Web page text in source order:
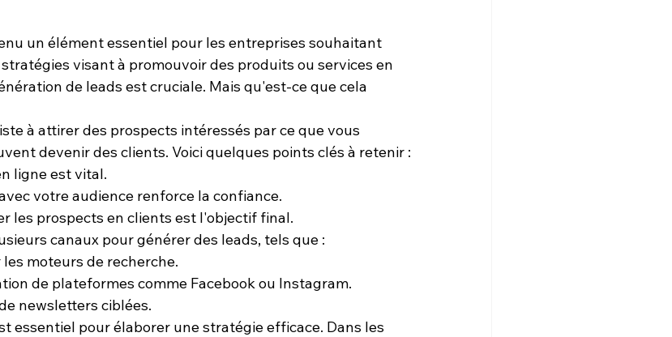
un élément essentiel pour les entreprises souhaitant
visant à promouvoir des produits ou services en
de leads est cruciale. Mais qu'est-ce que cela
à attirer des prospects intéressés par ce que vous
devenir des clients. Voici quelques points clés à retenir :
ligne est vital.
votre audience renforce la confiance.
les prospects en clients est l'objectif final.
canaux pour générer des leads, tels que :
moteurs de recherche.
de plateformes comme Facebook ou Instagram.
newsletters ciblées.
essentiel pour élaborer une stratégie efficace. Dans les